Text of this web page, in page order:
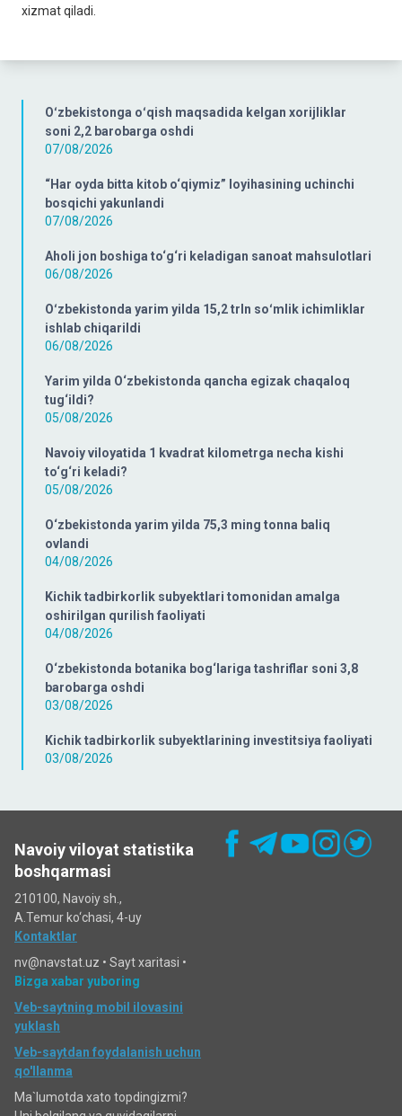
Oʻzbekistonga oʻqish maqsadida kelgan xorijliklar
soni 2,2 barobarga oshdi
07/08/2026
“Har oyda bitta kitob o‘qiymiz” loyihasining uchinchi
bosqichi yakunlandi
07/08/2026
Aholi jon boshiga to‘g‘ri keladigan sanoat mahsulotlari
06/08/2026
Oʻzbekistonda yarim yilda 15,2 trln soʻmlik ichimliklar
ishlab chiqarildi
06/08/2026
Yarim yilda O‘zbekistonda qancha egizak chaqaloq
tug‘ildi?
05/08/2026
Navoiy viloyatida 1 kvadrat kilometrga necha kishi
to‘g‘ri keladi?
05/08/2026
O‘zbekistonda yarim yilda 75,3 ming tonna baliq
ovlandi
04/08/2026
Kichik tadbirkorlik subyektlari tomonidan amalga
oshirilgan qurilish faoliyati
04/08/2026
O‘zbekistonda botanika bog‘lariga tashriflar soni 3,8
barobarga oshdi
03/08/2026
Kichik tadbirkorlik subyektlarining investitsiya faoliyati
03/08/2026
xizmat qiladi.
Navoiy viloyat statistika
boshqarmasi
210100, Navoiy sh.,
A.Temur ko‘chаsi, 4-uy
Kontaktlar
nv@navstat.uz • Sayt xaritasi •
Bizga xabar yuboring
Veb-saytning mobil ilovasini
yuklash
Veb-saytdan foydalanish uchun
qo'llanma
Ma`lumotda xato topdingizmi?